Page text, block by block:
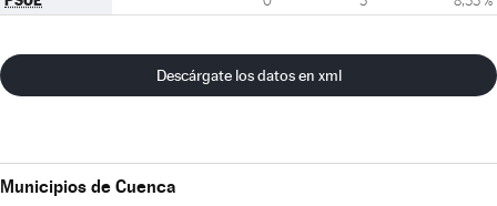
Descárgate los datos en xml
Municipios de Cuenca